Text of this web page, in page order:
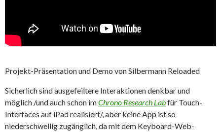
Projekt-Präsentation und Demo von Silbermann Reloaded
Sicherlich sind ausgefeiltere Interaktionen denkbar und
möglich /und auch schon imChrono Research Labfür Touch-
Interfaces auf iPad realisiert/, aber keine App ist so
niederschwellig zugänglich, da mit dem Keyboard-Web-